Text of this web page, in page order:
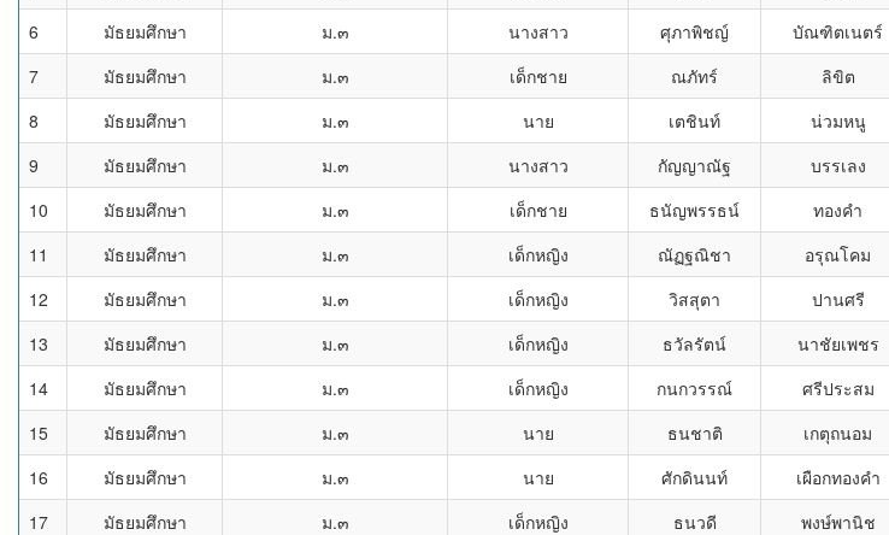
6
มัธยมศึกษา ม.๓ นางสาว ศุภาพิชญ์ บัณฑิตเนตร์
7
มัธยมศึกษา ม.๓ เด็กชาย ณภัทร์ ลิขิต
8
มัธยมศึกษา ม.๓ นาย เตชินท์ น่วมหนู
9
มัธยมศึกษา ม.๓ นางสาว กัญญาณัฐ บรรเลง
10
มัธยมศึกษา ม.๓ เด็กชาย ธนัญพรรธน์ ทองคำ
11
มัธยมศึกษา ม.๓ เด็กหญิง ณัฏฐณิชา อรุณโคม
12
มัธยมศึกษา ม.๓ เด็กหญิง วิสสุตา ปานศรี
13
มัธยมศึกษา ม.๓ เด็กหญิง ธวัลรัตน์ นาชัยเพชร
14
มัธยมศึกษา ม.๓ เด็กหญิง กนกวรรณ์ ศรีประสม
15
มัธยมศึกษา ม.๓ นาย ธนชาติ เกตุถนอม
16
มัธยมศึกษา ม.๓ นาย ศักดินนท์ เผือกทองคำ
17
มัธยมศึกษา ม.๓ เด็กหญิง ธนวดี พงษ์พานิช